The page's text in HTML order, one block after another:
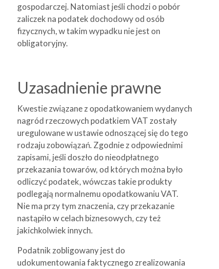
gospodarczej. Natomiast jeśli chodzi o pobór
zaliczek na podatek dochodowy od osób
fizycznych, w takim wypadku nie jest on
obligatoryjny.
Uzasadnienie prawne
Kwestie związane z opodatkowaniem wydanych
nagród rzeczowych podatkiem VAT zostały
uregulowane w ustawie odnoszącej się do tego
rodzaju zobowiązań. Zgodnie z odpowiednimi
zapisami, jeśli doszło do nieodpłatnego
przekazania towarów, od których można było
odliczyć podatek, wówczas takie produkty
podlegają normalnemu opodatkowaniu VAT.
Nie ma przy tym znaczenia, czy przekazanie
nastąpiło w celach biznesowych, czy też
jakichkolwiek innych.
Podatnik zobligowany jest do
udokumentowania faktycznego zrealizowania